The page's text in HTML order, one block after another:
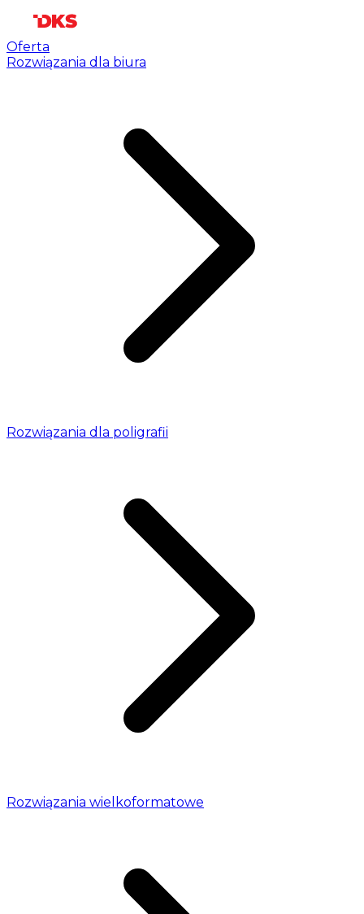
Oferta
Rozwiązania dla biura
Rozwiązania dla poligrafii
Rozwiązania wielkoformatowe